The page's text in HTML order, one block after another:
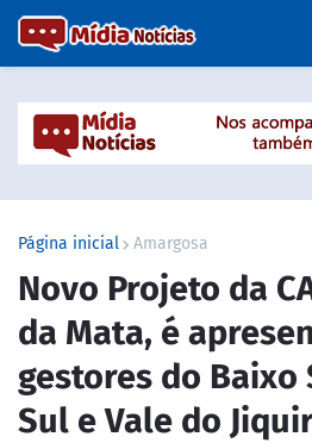
Página inicial Amargosa
Novo Projeto da
da Mata, é
gestores do
Sul e Vale do